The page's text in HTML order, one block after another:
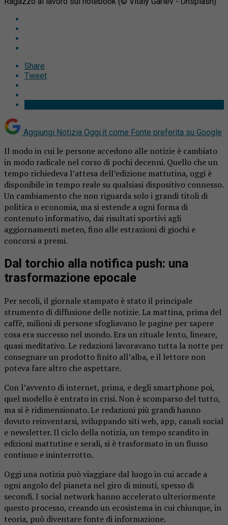
Share
Tweet
Aggiungi Notizia Oggi.it come Fonte preferita su Google
Il modo in cui le persone accedono alle notizie è cambiato
in modo radicale nel corso di pochi decenni. Quello che un
tempo richiedeva l’attesa dell’edizione mattutina, oggi è
disponibile in tempo reale su qualsiasi dispositivo connesso.
Un cambiamento che non riguarda solo i grandi titoli di
politica o economia, ma si estende a ogni forma di
contenuto informativo, dai risultati sportivi agli
aggiornamenti meteo, fino alle estrazioni di giochi e
concorsi a premi.
Dal torchio alla notifica push: una
trasformazione epocale
Per secoli, il giornale stampato è stato il principale
strumento di diffusione delle notizie. La mattina, prima del
caffè, milioni di persone sfogliavano le pagine per sapere
cosa era successo nel mondo. Era un rituale lento, lineare,
quasi meditativo. Le redazioni lavoravano tutta la notte per
consegnare un prodotto finito all’alba, e il lettore non
poteva fare altro che aspettare.
Con l’avvento di internet, prima, e degli smartphone poi,
quel modello è entrato in crisi. Non è scomparso del tutto,
ma si è ridimensionato. Le redazioni più grandi hanno
dovuto reinventarsi, sviluppando siti web, app, canali social
e newsletter. Il ciclo della notizia, un tempo scandito in
edizioni mattutine e serali, si è trasformato in un flusso
continuo e ininterrotto.
Oggi una notizia può viaggiare dal luogo in cui accade a
ogni angolo del pianeta nel giro di minuti, spesso di
secondi. I social network hanno accelerato ulteriormente
questo processo, creando un ecosistema in cui chiunque, in
teoria, può diventare fonte di informazione.